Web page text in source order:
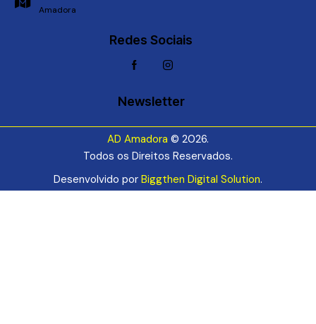
Amadora
Redes Sociais
Newsletter
AD Amadora © 2026.
Todos os Direitos Reservados.
Desenvolvido por Biggthen Digital Solution.